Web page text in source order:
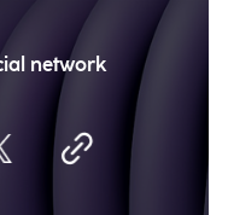
network